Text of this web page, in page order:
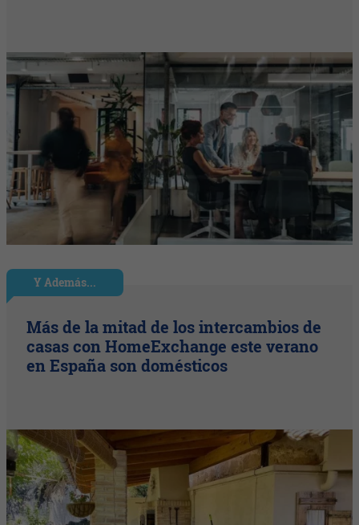
Y Además...
Más de la mitad de los intercambios de
casas con HomeExchange este verano
en España son domésticos